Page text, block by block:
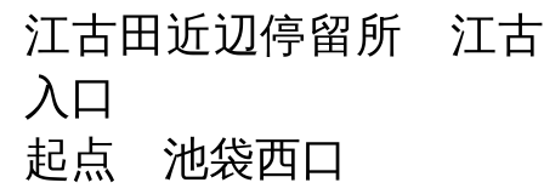
江古田近辺停留所 江
入口
起点 池袋西口